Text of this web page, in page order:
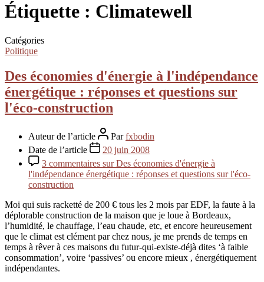
Étiquette : Climatewell
Catégories
Politique
Des économies d'énergie à l'indépendance
énergétique : réponses et questions sur
l'éco-construction
Auteur de l’article Parfxbodin
Date de l’article
20 juin 2008
3 commentaires sur Des économies d'énergie à
l'indépendance énergétique : réponses et questions sur l'éco-
construction
Moi qui suis racketté de 200 € tous les 2 mois par EDF, la faute à la
déplorable construction de la maison que je loue à Bordeaux,
l’humidité, le chauffage, l’eau chaude, etc, et encore heureusement
que le climat est clément par chez nous, je me prends de temps en
temps à rêver à ces maisons du futur-qui-existe-déjà dites ‘à faible
consommation’, voire ‘passives’ ou encore mieux , énergétiquement
indépendantes.